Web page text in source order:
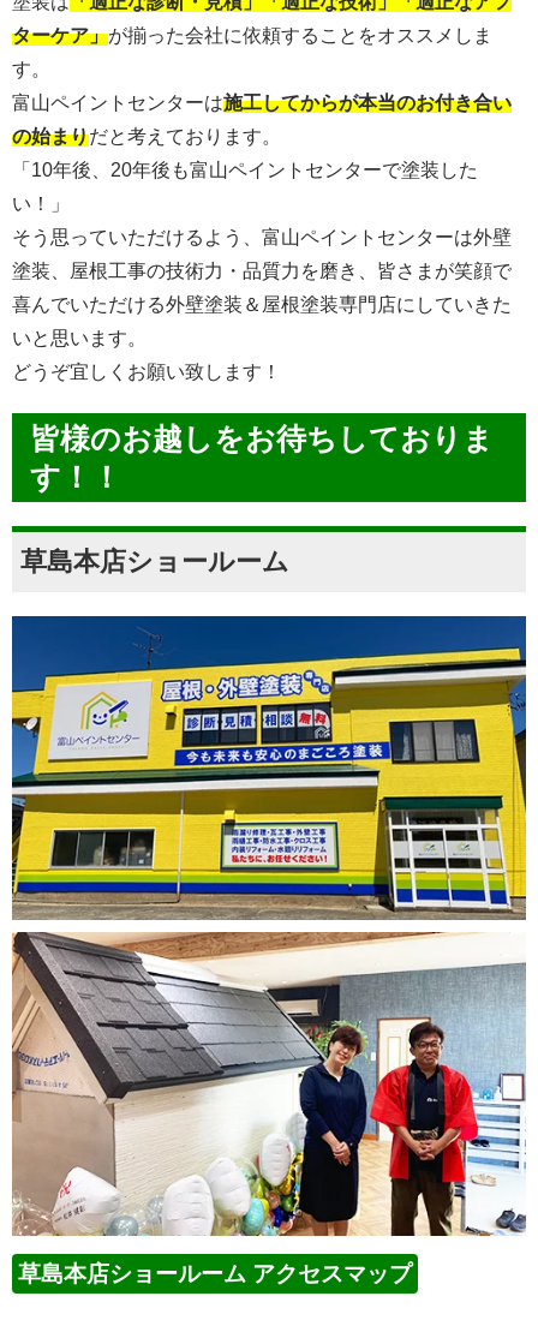
ターケア」が揃った会社に依頼することをオススメしま
す。
富山ペイントセンターは施工してからが本当のお付き合い
の始まりだと考えております。
「10年後、20年後も富山ペイントセンターで塗装した
い！」
そう思っていただけるよう、富山ペイントセンターは外壁
塗装、屋根工事の技術力・品質力を磨き、皆さまが笑顔で
喜んでいただける外壁塗装＆屋根塗装専門店にしていきた
いと思います。
どうぞ宜しくお願い致します！
皆様のお越しをお待ちしておりま
す！！
草島本店ショールーム
草島本店ショールーム アクセスマップ